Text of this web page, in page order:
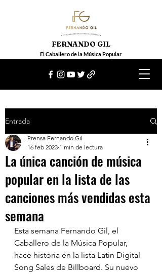
El Caballero de la Música Popular
FERNANDO GIL
Entrada
La única canción de música
popular en la lista de las
canciones más vendidas esta
semana
Prensa Fernando Gil
16 feb 2023 1 min de lectura
Esta semana Fernando Gil, el
Caballero de la Música Popular,
hace historia en la lista Latin Digital
Song Sales de Billboard. Su nuevo